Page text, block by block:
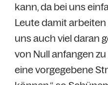
kann, da bei uns
Leute damit
uns auch viel daran
von Null anfangen
eine vorgegebene